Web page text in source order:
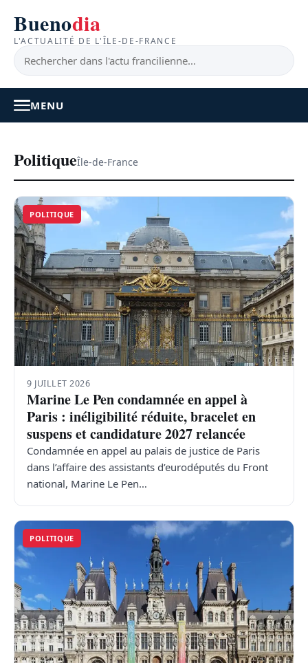
Buenodia
L'ACTUALITÉ DE L'ÎLE-DE-FRANCE
MENU
ACTUALITÉ
BONS PLANS
FEEL GOOD
FAITS DIVERS
TRANSPORTS
ÉCONOMIE
POLITIQUE
SPORT
CULTURE
SCIENCES & TECH
PolitiqueÎle-de-France
POLITIQUE
9 JUILLET 2026
Marine Le Pen condamnée en appel à
Paris : inéligibilité réduite, bracelet en
suspens et candidature 2027 relancée
Condamnée en appel au palais de justice de Paris
dans l’affaire des assistants d’eurodéputés du Front
national, Marine Le Pen…
POLITIQUE